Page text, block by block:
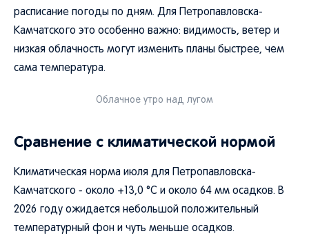
расписание погоды по дням. Для Петропавловска-
Камчатского это особенно важно: видимость, ветер и
низкая облачность могут изменить планы быстрее, чем
сама температура.
Облачное утро над лугом
Сравнение с климатической нормой
Климатическая норма июля для Петропавловска-
Камчатского - около +13,0 °C и около 64 мм осадков. В
2026 году ожидается небольшой положительный
температурный фон и чуть меньше осадков.